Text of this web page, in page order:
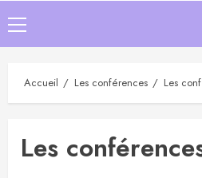
Primary
Menu
Accueil Les conférences Les
Les